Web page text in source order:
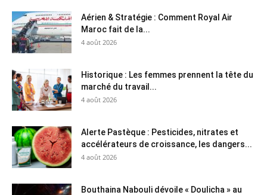
Aérien & Stratégie : Comment Royal Air
Maroc fait de la...
4 août 2026
Historique : Les femmes prennent la tête du
marché du travail...
4 août 2026
Alerte Pastèque : Pesticides, nitrates et
accélérateurs de croissance, les dangers...
4 août 2026
Bouthaina Nabouli dévoile « Doulicha » au